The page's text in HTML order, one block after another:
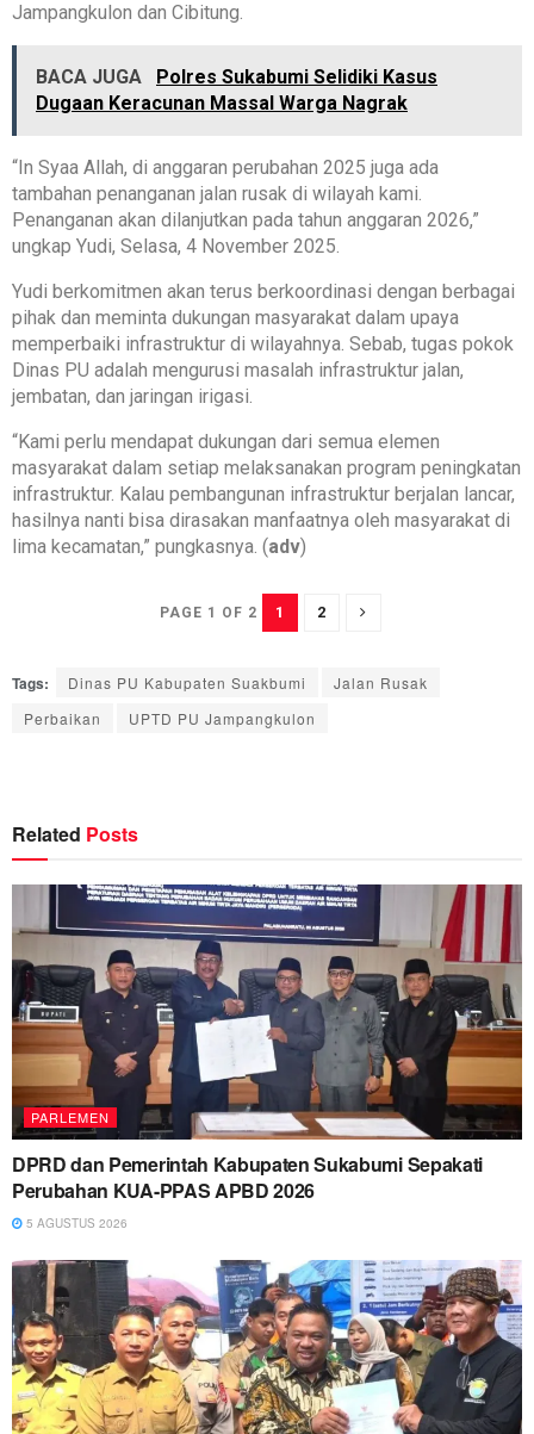
Jampangkulon dan Cibitung.
BACA JUGA
Polres Sukabumi Selidiki Kasus
Dugaan Keracunan Massal Warga Nagrak
“In Syaa Allah, di anggaran perubahan 2025 juga ada
tambahan penanganan jalan rusak di wilayah kami.
Penanganan akan dilanjutkan pada tahun anggaran 2026,”
ungkap Yudi, Selasa, 4 November 2025.
Yudi berkomitmen akan terus berkoordinasi dengan berbagai
pihak dan meminta dukungan masyarakat dalam upaya
memperbaiki infrastruktur di wilayahnya. Sebab, tugas pokok
Dinas PU adalah mengurusi masalah infrastruktur jalan,
jembatan, dan jaringan irigasi.
“Kami perlu mendapat dukungan dari semua elemen
masyarakat dalam setiap melaksanakan program peningkatan
infrastruktur. Kalau pembangunan infrastruktur berjalan lancar,
hasilnya nanti bisa dirasakan manfaatnya oleh masyarakat di
lima kecamatan,” pungkasnya. (adv)
PAGE 1 OF 2 1 2
Tags: Dinas PU Kabupaten Suakbumi
Jalan Rusak
Perbaikan
UPTD PU Jampangkulon
Related Posts
PARLEMEN
DPRD dan Pemerintah Kabupaten Sukabumi Sepakati
Perubahan KUA-PPAS APBD 2026
5 AGUSTUS 2026